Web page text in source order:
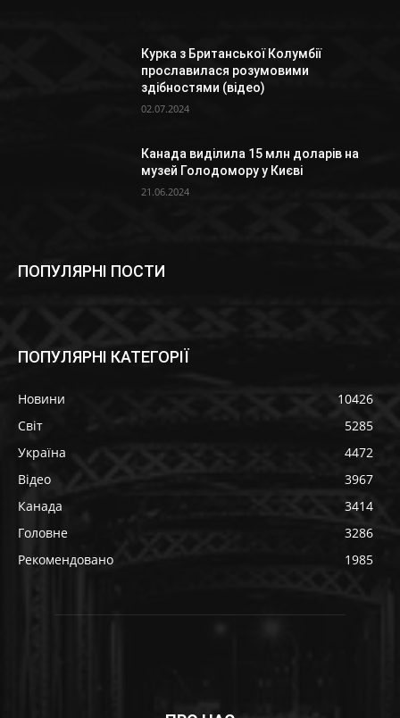
Курка з Британської Колумбії
прославилася розумовими
здібностями (відео)
02.07.2024
Канада виділила 15 млн доларів на
музей Голодомору у Києві
21.06.2024
ПОПУЛЯРНІ ПОСТИ
ПОПУЛЯРНІ КАТЕГОРІЇ
Новини
10426
Світ
5285
Україна
4472
Відео
3967
Канада
3414
Головне
3286
Рекомендовано
1985